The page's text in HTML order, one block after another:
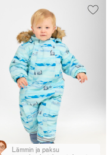
Lämmin ja paksu